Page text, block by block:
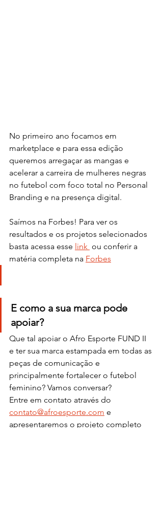
No primeiro ano focamos em
marketplace e para essa edição
queremos arregaçar as mangas e
acelerar a carreira de mulheres negras
no futebol com foco total no Personal
Branding e na presença digital.
Saímos na Forbes! Para ver os
resultados e os projetos selecionados
basta acessa esse link ou conferir a
matéria completa na Forbes
E como a sua marca pode
apoiar?
Que tal apoiar o Afro Esporte FUND II
e ter sua marca estampada em todas as
peças de comunicação e
principalmente fortalecer o futebol
feminino? Vamos conversar?
Entre em contato através do
contato@afroesporte.com e
apresentaremos o projeto completo